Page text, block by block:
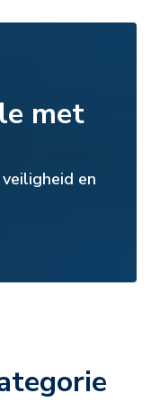
met
en